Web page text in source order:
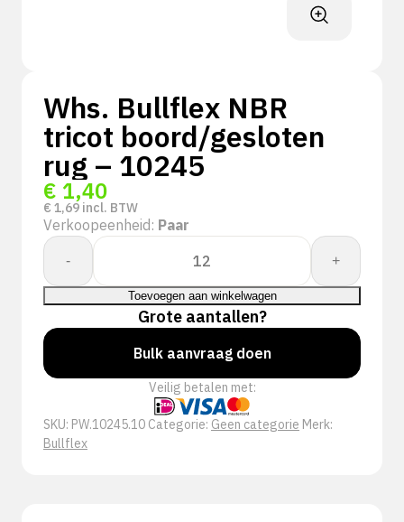
Whs. Bullflex NBR
tricot boord/gesloten
rug – 10245
€ 1,40
€ 1,69 incl. BTW
Verkoopeenheid: Paar
-
Whs.
Bullflex
NBR
tricot
boord/gesloten
-
aantal
+
Toevoegen aan winkelwagen
Grote aantallen?
Bulk aanvraag doen
Veilig betalen met:
SKU: PW.10245.10 Categorie: Geen categorie Merk:
Bullflex